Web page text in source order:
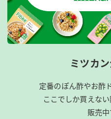
ミツカ
定番のぽん酢やお酢
ここでしか買えな
販売中